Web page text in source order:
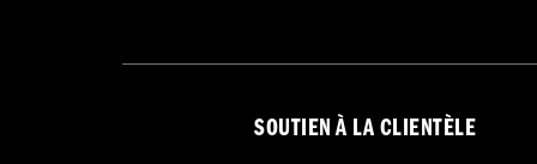
SOUTIEN À LA CLIENTÈLE